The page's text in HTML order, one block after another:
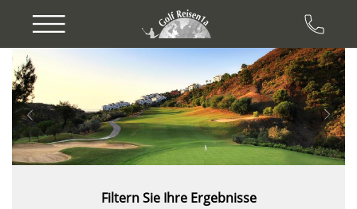
Previous Next
Filtern Sie Ihre Ergebnisse